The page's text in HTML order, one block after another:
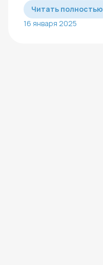
Читать полностью
16 января 2025